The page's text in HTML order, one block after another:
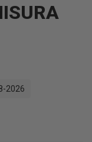
2026